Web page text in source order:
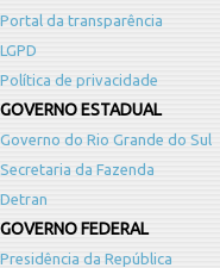
Portal da transparência
LGPD
Política de privacidade
GOVERNO ESTADUAL
Governo do Rio Grande do Sul
Secretaria da Fazenda
Detran
GOVERNO FEDERAL
Presidência da República